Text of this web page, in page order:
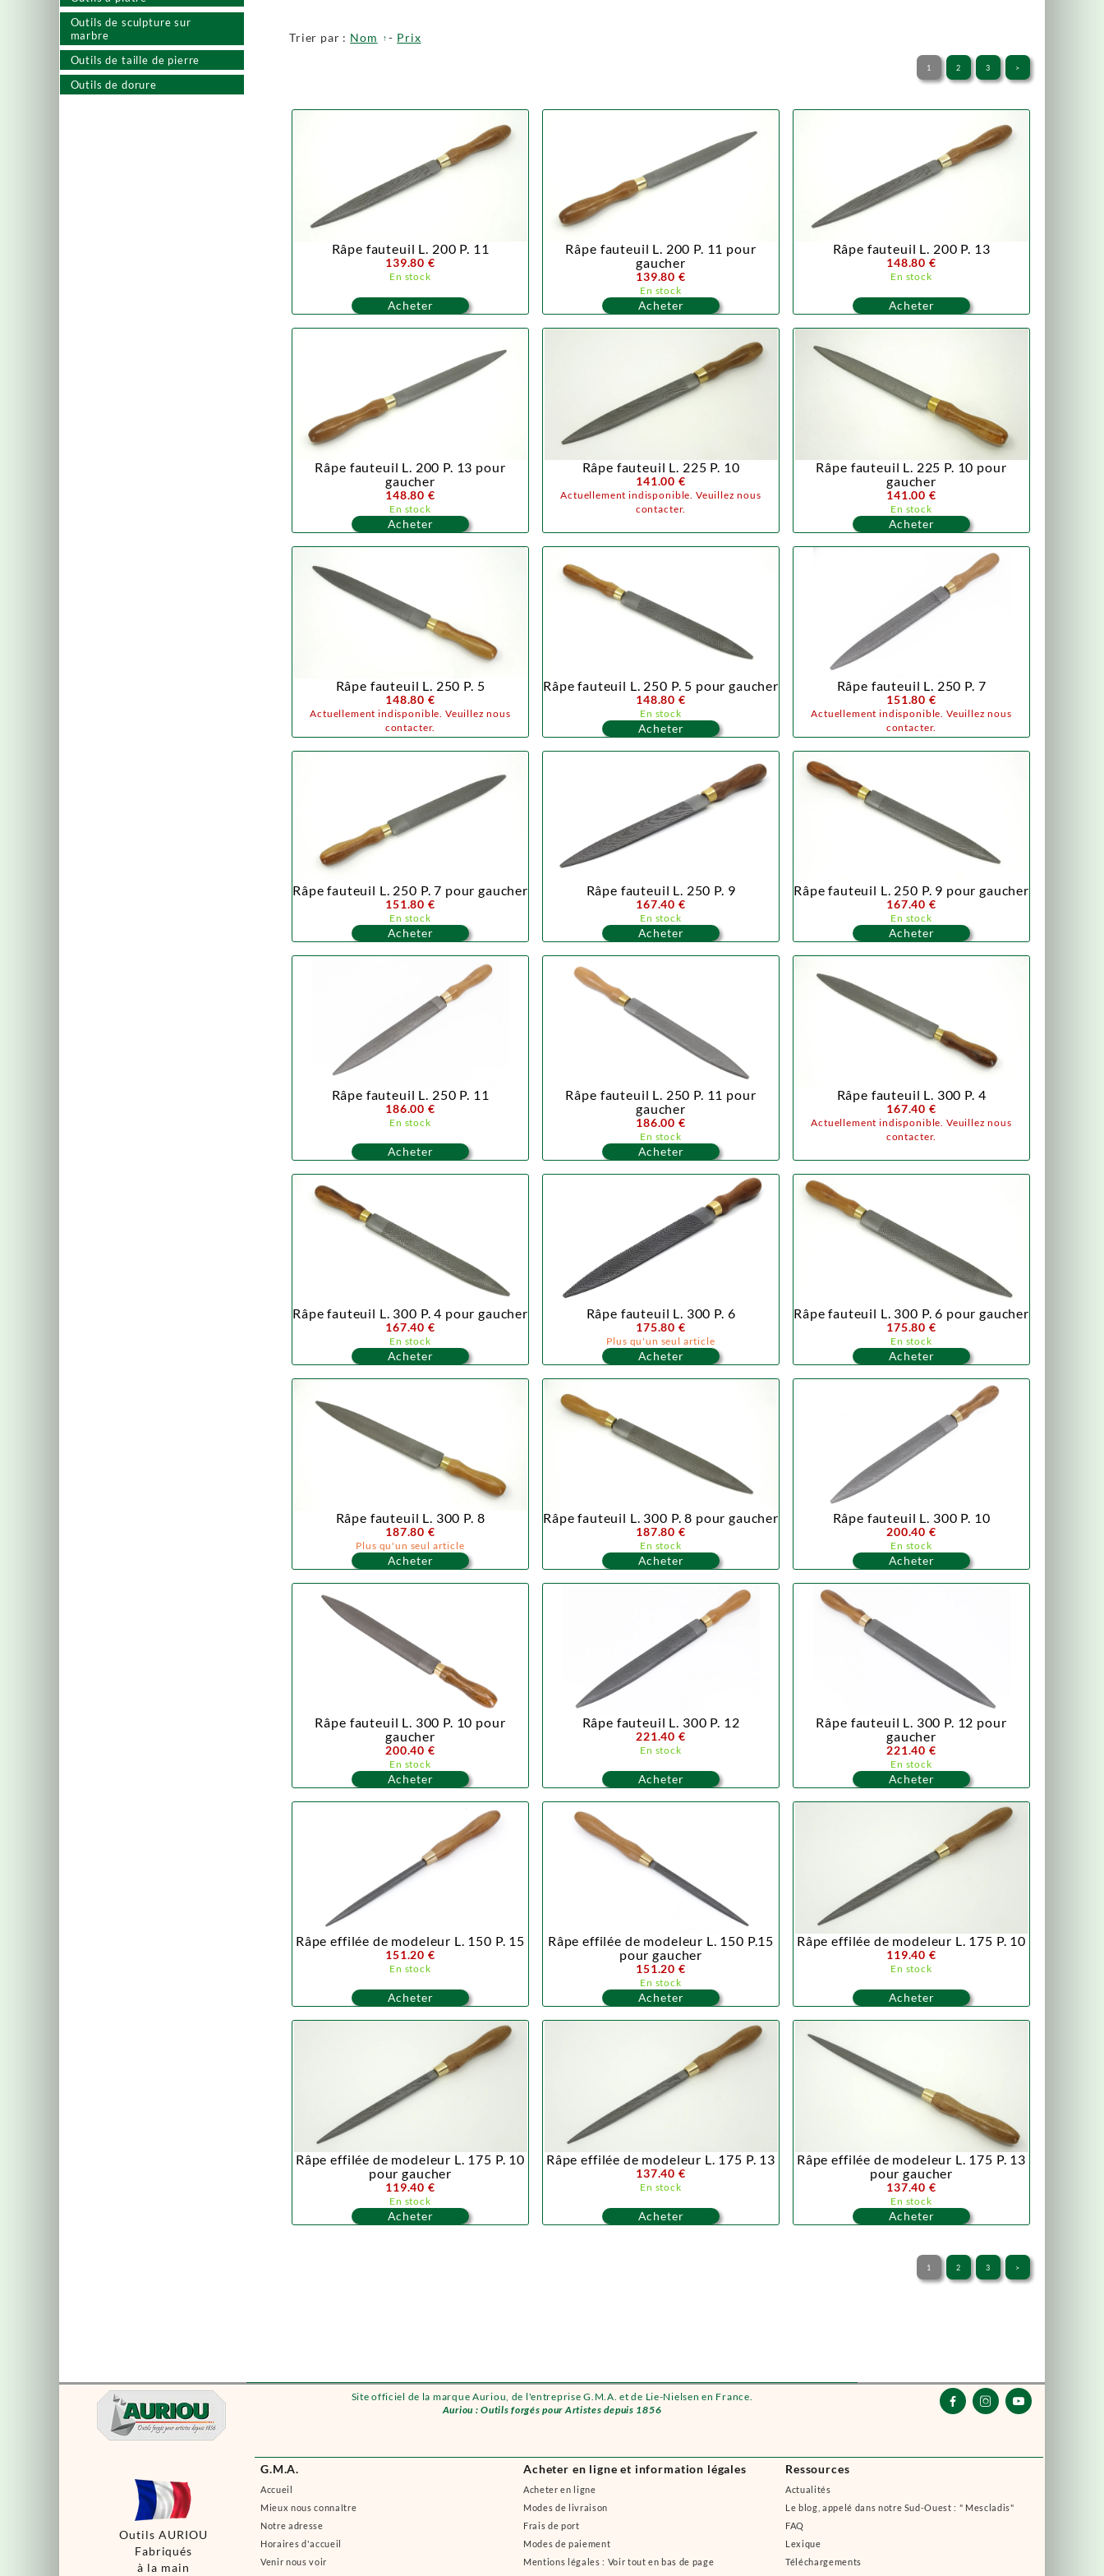
Site officiel de la marque Auriou, de l'entreprise G.M.A. et de Lie-Nielsen en France.
Auriou : Outils forgés pour Artistes depuis 1856
Outils de sculpture sur
marbre
Outils de taille de pierre
Outils de dorure
G.M.A.
Accueil
Mieux nous connaître
Notre adresse
Horaires d'accueil
Venir nous voir
Acheter en ligne et information légales
Acheter en ligne
Modes de livraison
Frais de port
Modes de paiement
Mentions légales : Voir tout en bas de page
Ressources
Actualités
Le blog, appelé dans notre Sud-Ouest : " Mescladis"
FAQ
Lexique
Téléchargements
  
Outils AURIOU
Fabriqués
à la main
Trier par : Nom - Prix
1 2 3 >
Râpe fauteuil L. 200 P. 11
139.80 €
En stock
Acheter
Râpe fauteuil L. 200 P. 11 pour
gaucher
139.80 €
En stock
Acheter
Râpe fauteuil L. 200 P. 13
148.80 €
En stock
Acheter
Râpe fauteuil L. 200 P. 13 pour
gaucher
148.80 €
En stock
Acheter
Râpe fauteuil L. 225 P. 10
141.00 €
Actuellement indisponible. Veuillez nous
contacter.
Râpe fauteuil L. 225 P. 10 pour
gaucher
141.00 €
En stock
Acheter
Râpe fauteuil L. 250 P. 5
148.80 €
Actuellement indisponible. Veuillez nous
contacter.
Râpe fauteuil L. 250 P. 5 pour gaucher
148.80 €
En stock
Acheter
Râpe fauteuil L. 250 P. 7
151.80 €
Actuellement indisponible. Veuillez nous
contacter.
Râpe fauteuil L. 250 P. 7 pour gaucher
151.80 €
En stock
Acheter
Râpe fauteuil L. 250 P. 9
167.40 €
En stock
Acheter
Râpe fauteuil L. 250 P. 9 pour gaucher
167.40 €
En stock
Acheter
Râpe fauteuil L. 250 P. 11
186.00 €
En stock
Acheter
Râpe fauteuil L. 250 P. 11 pour
gaucher
186.00 €
En stock
Acheter
Râpe fauteuil L. 300 P. 4
167.40 €
Actuellement indisponible. Veuillez nous
contacter.
Râpe fauteuil L. 300 P. 4 pour gaucher
167.40 €
En stock
Acheter
Râpe fauteuil L. 300 P. 6
175.80 €
Plus qu'un seul article
Acheter
Râpe fauteuil L. 300 P. 6 pour gaucher
175.80 €
En stock
Acheter
Râpe fauteuil L. 300 P. 8
187.80 €
Plus qu'un seul article
Acheter
Râpe fauteuil L. 300 P. 8 pour gaucher
187.80 €
En stock
Acheter
Râpe fauteuil L. 300 P. 10
200.40 €
En stock
Acheter
Râpe fauteuil L. 300 P. 10 pour
gaucher
200.40 €
En stock
Acheter
Râpe fauteuil L. 300 P. 12
221.40 €
En stock
Acheter
Râpe fauteuil L. 300 P. 12 pour
gaucher
221.40 €
En stock
Acheter
Râpe effilée de modeleur L. 150 P. 15
151.20 €
En stock
Acheter
Râpe effilée de modeleur L. 150 P.15
pour gaucher
151.20 €
En stock
Acheter
Râpe effilée de modeleur L. 175 P. 10
119.40 €
En stock
Acheter
Râpe effilée de modeleur L. 175 P. 10
pour gaucher
119.40 €
En stock
Acheter
Râpe effilée de modeleur L. 175 P. 13
137.40 €
En stock
Acheter
Râpe effilée de modeleur L. 175 P. 13
pour gaucher
137.40 €
En stock
Acheter
1 2 3 >